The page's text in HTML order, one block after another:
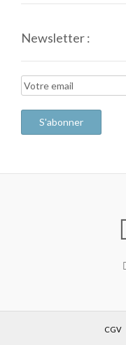
Newsletter :
CGV